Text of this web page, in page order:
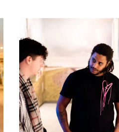
Stelt toestemming in
beter inzicht te krijgen in
in voor het verzenden van